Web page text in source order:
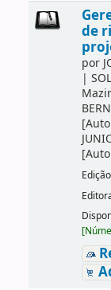
de
por
|
[